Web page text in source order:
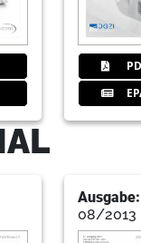
Dr. med. Frank
-regenerativen
Ausgabe:
08/2013